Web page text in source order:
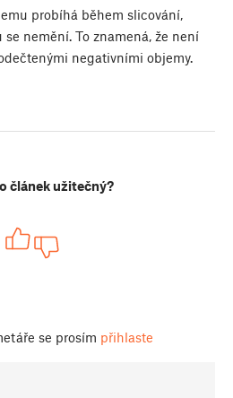
probíhá během slicování,
nemění. To znamená, že není
negativními objemy.
článek užitečný?
se prosím přihlaste